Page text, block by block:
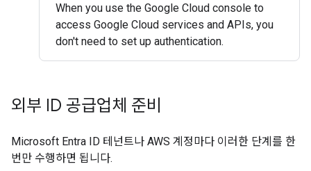
When you use the Google Cloud console to
access Google Cloud services and APIs, you
don't need to set up authentication.
외부 ID 공급업체 준비
Microsoft Entra ID 테넌트나 AWS 계정마다 이러한 단계를 한
번만 수행하면 됩니다.